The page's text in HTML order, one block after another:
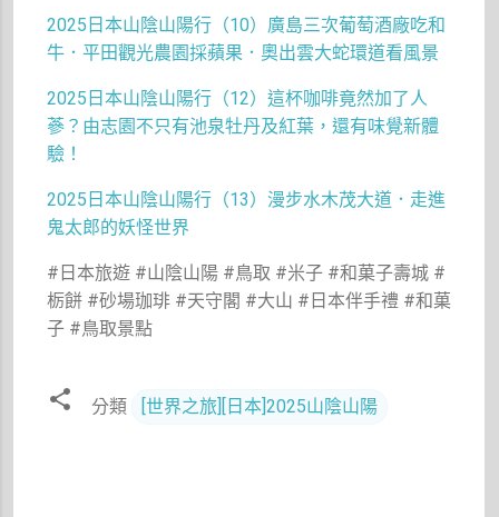
2025日本山陰山陽行（10）廣島三次葡萄酒廠吃和
牛．平田觀光農園採蘋果．奧出雲大蛇環道看風景
2025 日本山陰山陽行（12）這杯咖啡竟然加了人
蔘？由志園不只有池泉牡丹及紅葉，還有味覺新體
驗！
2025 日本山陰山陽行（13）漫步水木茂大道．走進
鬼太郎的妖怪世界
#日本旅遊 #山陰山陽 #鳥取 #米子 #和菓子壽城 #
栃餅 #砂場珈琲 #天守閣 #大山 #日本伴手禮 #和菓
子 #鳥取景點
分類 [世界之旅][日本]2025山陰山陽